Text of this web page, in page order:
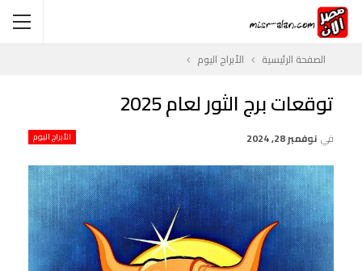
الصفحة الرئيسية الأبراج اليوم
توقعات برج الثور لعام 2025
الأبراج اليوم في نوفمبر 28, 2024